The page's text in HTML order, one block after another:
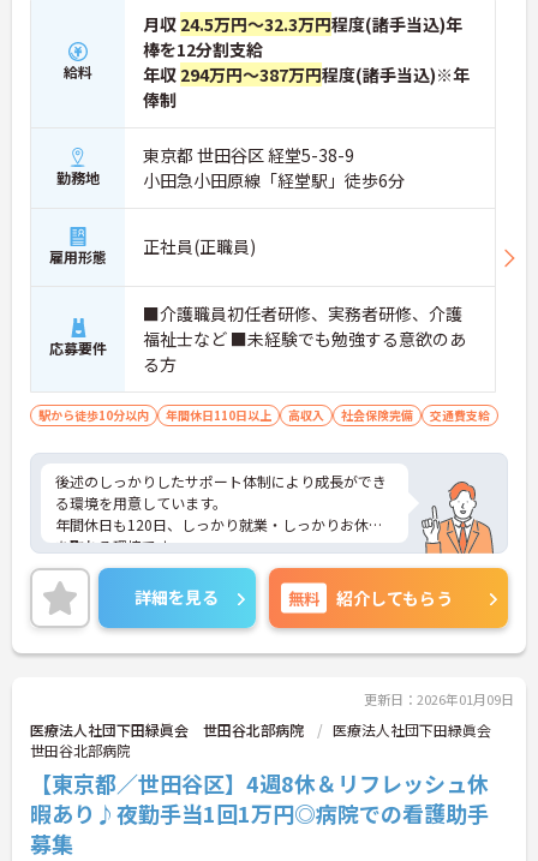
給料
月収 24.5万円～32.3万円程度(諸手当込)年
棒を12分割支給
年収 294万円～387万円程度(諸手当込)※年
俸制
勤務地
東京都 世田谷区 経堂5-38-9
小田急小田原線「経堂駅」徒歩6分
雇用形態 正社員(正職員)
応募要件
■介護職員初任者研修、実務者研修、介護
福祉士など ■未経験でも勉強する意欲のあ
る方
駅から徒歩10分以内 年間休日110日以上 高収入 社会保険完備 交通費支給
後述のしっかりしたサポート体制により成長ができ
る環境を用意しています。
年間休日も120日、しっかり就業・しっかりお休み
を取れる環境です。
ご興味ある方には、面接対策ポイントなど、詳細を
お話しいたしますのでお気軽にご相談ください。
詳細を見る 無料 紹介してもらう
更新日：2026年01月09日
医療法人社団下田緑眞会 世田谷北部病院
医療法人社団下田緑眞会
世田谷北部病院
【東京都／世田谷区】4週8休＆リフレッシュ休
暇あり♪夜勤手当1回1万円◎病院での看護助手
募集